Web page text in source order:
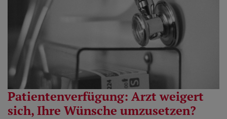
Patientenverfügung: Arzt weigert
sich, Ihre Wünsche umzusetzen?